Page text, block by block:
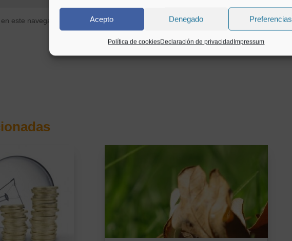
Acepto Denegado Preferencias
Política de cookiesDeclaración de privacidadImpressum
este navegador para la próxima vez que comente.